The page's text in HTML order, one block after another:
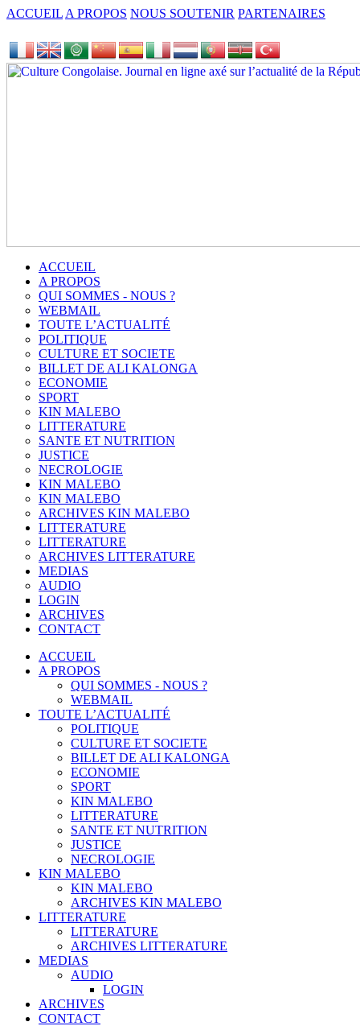
ACCUEIL A PROPOS NOUS SOUTENIR PARTENAIRES
ACCUEIL
A PROPOS
QUI SOMMES - NOUS ?
WEBMAIL
TOUTE L’ACTUALITÉ
POLITIQUE
CULTURE ET SOCIETE
BILLET DE ALI KALONGA
ECONOMIE
SPORT
KIN MALEBO
LITTERATURE
SANTE ET NUTRITION
JUSTICE
NECROLOGIE
KIN MALEBO
KIN MALEBO
ARCHIVES KIN MALEBO
LITTERATURE
LITTERATURE
ARCHIVES LITTERATURE
MEDIAS
AUDIO
LOGIN
ARCHIVES
CONTACT
ACCUEIL
A PROPOS
QUI SOMMES - NOUS ?
WEBMAIL
TOUTE L’ACTUALITÉ
POLITIQUE
CULTURE ET SOCIETE
BILLET DE ALI KALONGA
ECONOMIE
SPORT
KIN MALEBO
LITTERATURE
SANTE ET NUTRITION
JUSTICE
NECROLOGIE
KIN MALEBO
KIN MALEBO
ARCHIVES KIN MALEBO
LITTERATURE
LITTERATURE
ARCHIVES LITTERATURE
MEDIAS
AUDIO
LOGIN
ARCHIVES
CONTACT